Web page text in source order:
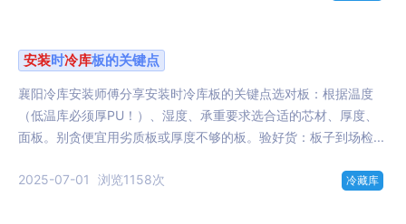
安装时冷库板的关键点
襄阳冷库安装师傅分享安装时冷库板的关键点选对板：根据温度
（低温库必须厚PU！）、湿度、承重要求选合适的芯材、厚度、
面板。别贪便宜用劣质板或厚度不够的板。验好货：板子到场检...
2025-07-01 浏览1158次 冷藏库